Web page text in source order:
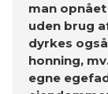
man
uden brug
dyrkes
honning,
egne